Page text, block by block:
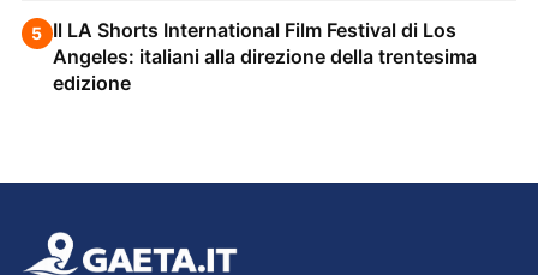
5 Il LA Shorts International Film Festival di Los
Angeles: italiani alla direzione della trentesima
edizione